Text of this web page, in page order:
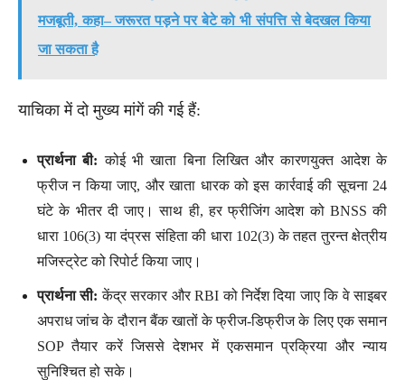
मजबूती, कहा– जरूरत पड़ने पर बेटे को भी संपत्ति से बेदखल किया
जा सकता है
याचिका में दो मुख्य मांगें की गई हैं:
प्रार्थना बी: कोई भी खाता बिना लिखित और कारणयुक्त आदेश के
फ्रीज न किया जाए, और खाता धारक को इस कार्रवाई की सूचना 24
घंटे के भीतर दी जाए। साथ ही, हर फ्रीजिंग आदेश को BNSS की
धारा 106(3) या दंप्रस संहिता की धारा 102(3) के तहत तुरन्त क्षेत्रीय
मजिस्ट्रेट को रिपोर्ट किया जाए।
प्रार्थना सी: केंद्र सरकार और RBI को निर्देश दिया जाए कि वे साइबर
अपराध जांच के दौरान बैंक खातों के फ्रीज-डिफ्रीज के लिए एक समान
SOP तैयार करें जिससे देशभर में एकसमान प्रक्रिया और न्याय
सुनिश्चित हो सके।